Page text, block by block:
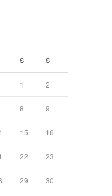
S S
1 2
8 9
15 16
22 23
29 30